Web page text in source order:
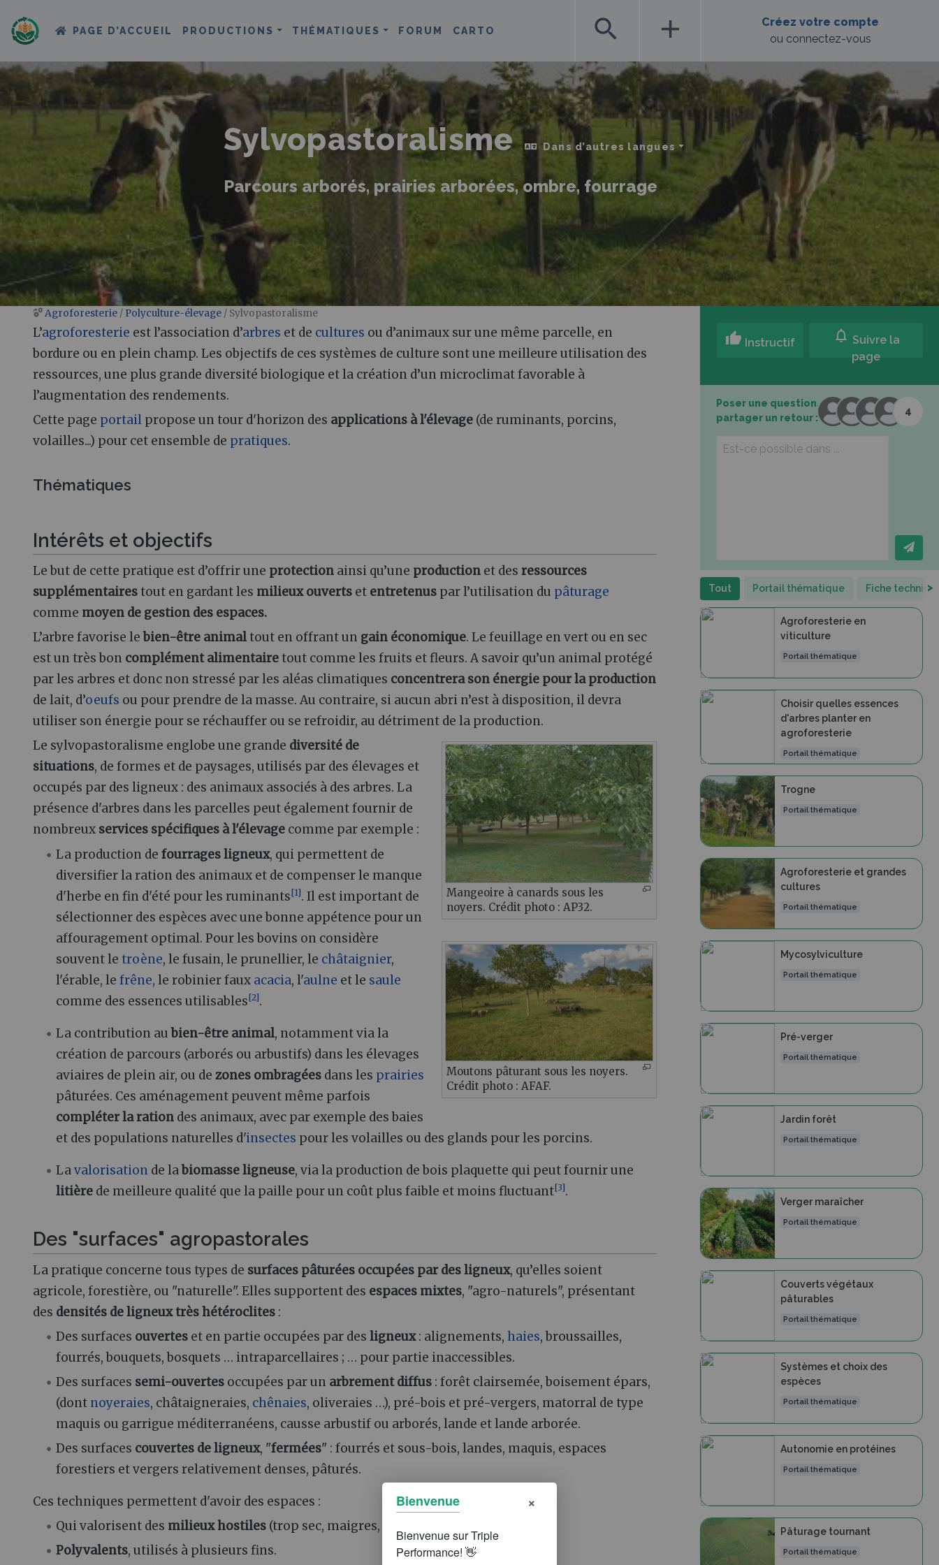
PAGE D’ACCUEIL PRODUCTIONS THÉMATIQUES FORUM CARTO search add
Créez votre compte
ou connectez-vous
Sylvopastoralisme Dans d’autres langues
Parcours arborés, prairies arborées, ombre, fourrage
Aller à :navigation,rechercher
Agroforesterie / Polyculture-élevage / Sylvopastoralisme
L’agroforesterie est l’association d’arbres et de cultures ou d’animaux sur une même parcelle, en
bordure ou en plein champ. Les objectifs de ces systèmes de culture sont une meilleure utilisation des
ressources, une plus grande diversité biologique et la création d’un microclimat favorable à
l’augmentation des rendements.
Cette page portail propose un tour d'horizon des applications à l'élevage (de ruminants, porcins,
volailles...) pour cet ensemble de pratiques.
Thématiques
Intérêts et objectifs
Le but de cette pratique est d’offrir une protection ainsi qu’une production et des ressources
supplémentaires tout en gardant les milieux ouverts et entretenus par l’utilisation du pâturage
comme moyen de gestion des espaces.
L’arbre favorise lebien-être animal tout en offrant un gain économique. Le feuillage en vert ou en sec
est un très bon complément alimentaire tout comme les fruits et fleurs. A savoir qu’un animal protégé
par les arbres et donc non stressé par les aléas climatiques concentrera son énergie pour la production
de lait, d’oeufs ou pour prendre de la masse. Au contraire, si aucun abri n’est à disposition, il devra
utiliser son énergie pour se réchauffer ou se refroidir, au détriment de la production.
Mangeoire à canards sous les
noyers. Crédit photo : AP32.
Moutons pâturant sous les noyers.
Crédit photo : AFAF.
Le sylvopastoralisme englobe une grande diversité de
situations, de formes et de paysages, utilisés par des élevages et
occupés par des ligneux : des animaux associés à des arbres. La
présence d'arbres dans les parcelles peut également fournir de
nombreux services spécifiques à l'élevage comme par exemple :
La production defourrages ligneux, qui permettent de
diversifier la ration des animaux et de compenser le manque
d'herbe en fin d'été pour les ruminants[1]. Il est important de
sélectionner des espèces avec une bonne appétence pour un
affouragement optimal. Pour les bovins on considère
souvent le troène, le fusain, le prunellier, le châtaignier,
l'érable, lefrêne, le robinier faux acacia, l'aulne et le saule
comme des essences utilisables[2].
La contribution aubien-être animal, notamment via la
création de parcours (arborés ou arbustifs) dans les élevages
aviaires de plein air, ou dezones ombragées dans les prairies
pâturées. Ces aménagement peuvent même parfois
compléter la ration des animaux, avec par exemple des baies
et des populations naturelles d'insectes pour les volailles ou des glands pour les porcins.
Lavalorisation de labiomasse ligneuse, via la production de bois plaquette qui peut fournir une
litière de meilleure qualité que la paille pour un coût plus faible et moins fluctuant[3].
Des "surfaces" agropastorales
La pratique concerne tous types de surfaces pâturées occupées par des ligneux, qu’elles soient
agricole, forestière, ou "naturelle". Elles supportent des espaces mixtes, "agro-naturels", présentant
des densités de ligneux très hétéroclites :
Des surfaces ouvertes et en partie occupées par desligneux: alignements,haies, broussailles,
fourrés, bouquets, bosquets … intraparcellaires ; … pour partie inaccessibles.
Des surfaces semi-ouvertes occupées par un arbrement diffus : forêt clairsemée, boisement épars,
(dont noyeraies, châtaigneraies, chênaies, oliveraies …), pré-bois et pré-vergers, matorral de type
maquis ou garrigue méditerranéens, causse arbustif ou arborés, lande et lande arborée.
Des surfaces couvertes de ligneux, "fermées" : fourrés et sous-bois, landes, maquis, espaces
forestiers et vergers relativement denses, pâturés.
Ces techniques permettent d'avoir des espaces :
Qui valorisent des milieux hostiles (trop sec, maigres, humides …).
Polyvalents, utilisés à plusieurs fins.
thumb_up Instructif notifications Suivre la
page
Poser une question,
partager un retour :
4
Tout Portail thématique Fiche >
Agroforesterie en
viticulture
Portail thématique
Choisir quelles essences
d'arbres planter en
agroforesterie
Portail thématique
Trogne
Portail thématique
Agroforesterie et grandes
cultures
Portail thématique
Mycosylviculture
Portail thématique
Pré-verger
Portail thématique
Jardin forêt
Portail thématique
Verger maraîcher
Portail thématique
Couverts végétaux
pâturables
Portail thématique
Systèmes et choix des
espèces
Portail thématique
Autonomie en protéines
Portail thématique
Pâturage tournant
Portail thématique
Bienvenue ×